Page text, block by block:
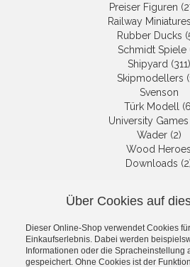
Preiser Figuren
Railway
Rubber Ducks
Schmidt Spiele
Shipyard (311)
Skipmodellers
Svenson
Türk Modell
University Games
Wader (2)
Wood Heroes
Downloads
Get informed about
products and offers
Über Cookies auf
Dieser Online-Shop verwendet Cookies
Einkaufserlebnis. Dabei werden
Informationen oder die Spracheinstellung
gespeichert. Ohne Cookies ist der